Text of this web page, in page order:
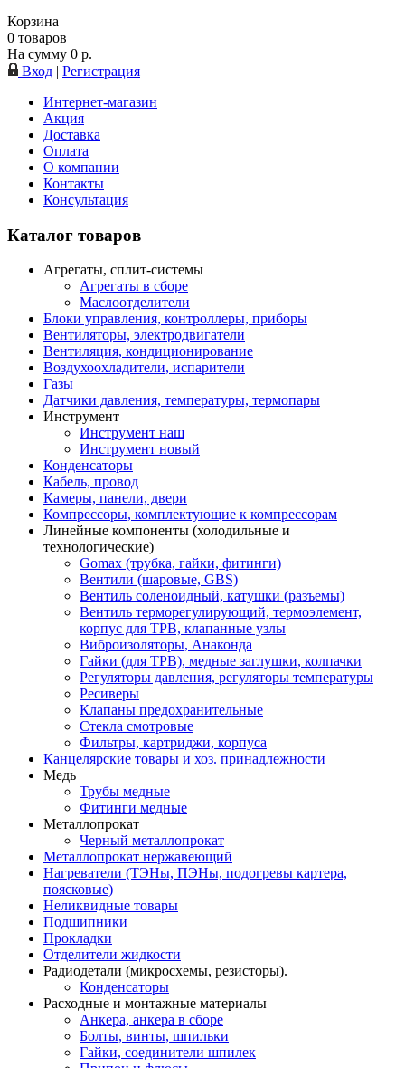
Корзина
0 товаров
На сумму 0 р.
Вход | Регистрация
Интернет-магазин
Акция
Доставка
Оплата
О компании
Контакты
Консультация
Каталог товаров
Агрегаты, сплит-системы
Агрегаты в сборе
Маслоотделители
Блоки управления, контроллеры, приборы
Вентиляторы, электродвигатели
Вентиляция, кондиционирование
Воздухоохладители, испарители
Газы
Датчики давления, температуры, термопары
Инструмент
Инструмент наш
Инструмент новый
Конденсаторы
Кабель, провод
Камеры, панели, двери
Компрессоры, комплектующие к компрессорам
Линейные компоненты (холодильные и
технологические)
Gomax (трубка, гайки, фитинги)
Вентили (шаровые, GBS)
Вентиль соленоидный, катушки (разъемы)
Вентиль терморегулирующий, термоэлемент,
корпус для ТРВ, клапанные узлы
Виброизоляторы, Анаконда
Гайки (для ТРВ), медные заглушки, колпачки
Регуляторы давления, регуляторы температуры
Ресиверы
Клапаны предохранительные
Стекла смотровые
Фильтры, картриджи, корпуса
Канцелярские товары и хоз. принадлежности
Медь
Трубы медные
Фитинги медные
Металлопрокат
Черный металлопрокат
Металлопрокат нержавеющий
Нагреватели (ТЭНы, ПЭНы, подогревы картера,
поясковые)
Неликвидные товары
Подшипники
Прокладки
Отделители жидкости
Радиодетали (микросхемы, резисторы).
Конденсаторы
Расходные и монтажные материалы
Анкера, анкера в сборе
Болты, винты, шпильки
Гайки, соединители шпилек